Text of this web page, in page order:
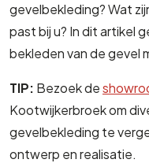
gevelbekleding? Wat
past bij u? In dit artikel
bekleden van de gevel
TIP: Bezoek de
Kootwijkerbroek om
gevelbekleding te
ontwerp en realisatie.